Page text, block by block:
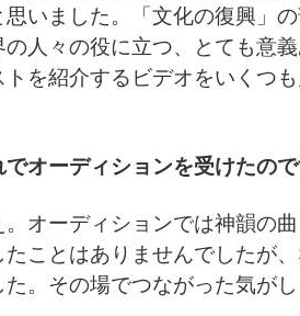
思いました。「文化の復興」
の人々の役に立つ、とても意
トを紹介するビデオをいくつ
オーディションを受けたので
オーディションでは神韻の
たことはありませんでしたが
た。その場でつながった気がし